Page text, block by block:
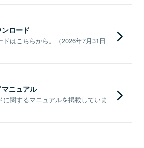
ロード
はこちらから。（2026年7月31日
ニュアル
関するマニュアルを掲載していま